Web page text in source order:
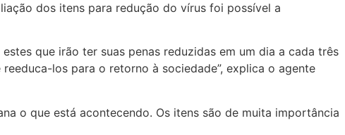
dos itens para redução do vírus foi possível a
que irão ter suas penas reduzidas em um dia a cada três
los para o retorno à sociedade”, explica o agente
o que está acontecendo. Os itens são de muita importância